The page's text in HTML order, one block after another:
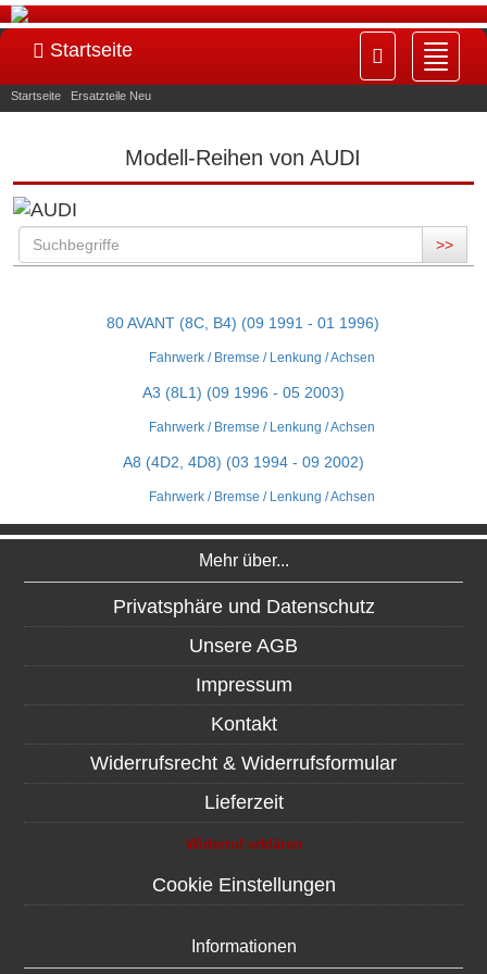
ein-/
Startseite
Startseite Ersatzteile Neu
Modell-Reihen von AUDI
>>
80 AVANT (8C, B4) (09 1991 - 01 1996)
Fahrwerk / Bremse / Lenkung / Achsen
A3 (8L1) (09 1996 - 05 2003)
Fahrwerk / Bremse / Lenkung / Achsen
A8 (4D2, 4D8) (03 1994 - 09 2002)
Fahrwerk / Bremse / Lenkung / Achsen
Mehr über...
Privatsphäre und Datenschutz
Unsere AGB
Impressum
Kontakt
Widerrufsrecht & Widerrufsformular
Lieferzeit
Widerruf erklären
Cookie Einstellungen
Informationen